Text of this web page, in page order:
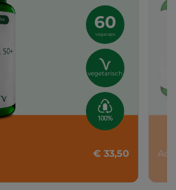
60
vegacaps
vegetarisch
€ 33,50